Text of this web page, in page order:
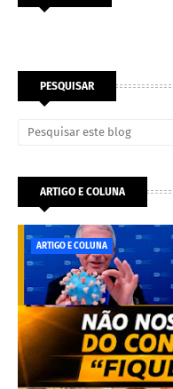
PESQUISAR
ARTIGO E COLUNA
ARTIGO E COLUNA